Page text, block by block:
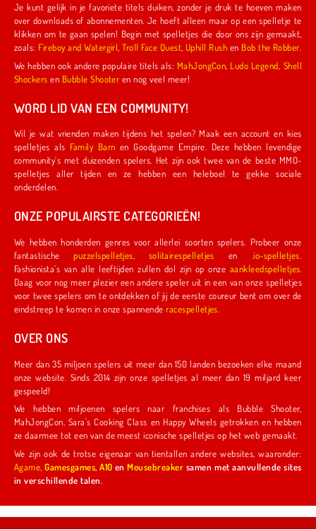
Je kunt gelijk in je favoriete titels duiken, zonder je druk te hoeven maken
over downloads of abonnementen. Je hoeft alleen maar op een spelletje te
klikken om te gaan spelen! Begin met spelletjes die door ons zijn gemaakt,
zoals:
Fireboy and Watergirl ,Troll Face Quest Uphill Rush en Bob the Robber
We hebben ook andere populaire titels als: MahJongCon Ludo Legend Shell
Shockers en Bubble Shooter en nog veel meer!
WORD LID VAN EEN COMMUNITY!
Wil je wat vrienden maken tijdens het spelen? Maak een account en kies
spelletjes als
Family Barn en Goodgame Empire. Deze hebben levendige
community's met duizenden spelers. Het zijn ook twee van de beste MMO-
spelletjes aller tijden en ze hebben een heleboel te gekke sociale
onderdelen.
ONZE POPULAIRSTE CATEGORIEËN!
We hebben honderden genres voor allerlei soorten spelers. Probeer onze
fantastischepuzzelspelletjes solitairespelletjes en .io-spelletjes
Fashionista's van alle leeftijden zullen dol zijn op onze aankleedspelletjes
Daag voor nog meer plezier een andere speler uit in een van onze spelletjes
voor twee spelers om te ontdekken of jij de eerste coureur bent om over de
eindstreep te komen in onze spannenderacespelletjes
OVER ONS
Meer dan 35 miljoen spelers uit meer dan 150 landen bezoeken elke maand
onze website. Sinds 2014 zijn onze spelletjes al meer dan 19 miljard keer
gespeeld!
We hebben miljoenen spelers naar franchises als Bubble Shooter,
MahJongCon, Sara's Cooking Class en Happy Wheels getrokken en hebben
ze daarmee tot een van de meest iconische spelletjes op het web gemaakt.
We zijn ook de trotse eigenaar van tientallen andere websites, waaronder:
Agame ,Gamesgames,A10 enMousebreaker samen met aanvullende sites
in verschillende talen.